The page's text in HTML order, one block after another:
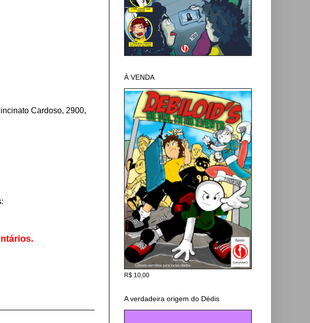
Cardoso, 2900,
À VENDA
R$ 10,00
A verdadeira origem do Dédis